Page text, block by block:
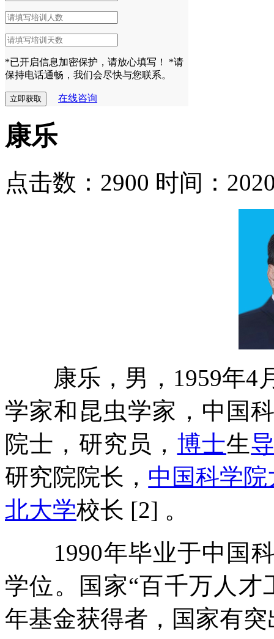
*已开启信息加密保护，请放心填写！
*请
保持电话通畅，我们会尽快与您联系。
在线咨询
康乐
点击数：2900 时间：
康乐，男，1959年4
学家和昆虫学家，中国
院士，研究员， 博士生
研究院院长， 中国科学院
北大学校长 [2] 。
1990年毕业于中国科
学位。国家“百千万人
年基金获得者，国家有